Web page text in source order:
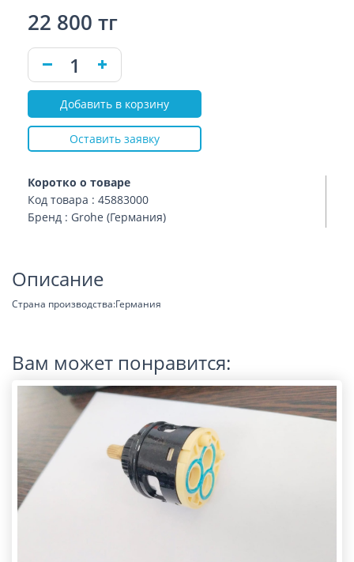
Коротко о товаре
Код товара : 45883000
Бренд : Grohe (Германия)
22 800 тг
Добавить в корзину
Оставить заявку
Описание
Страна производства:Германия
Вам может понравится: